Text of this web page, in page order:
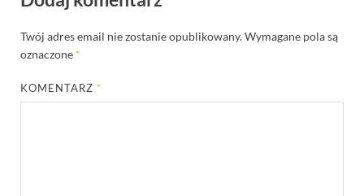
Twój adres email nie zostanie opublikowany.Wymagane pola są
oznaczone *
KOMENTARZ*